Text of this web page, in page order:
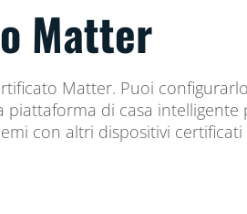
Matter
Matter. Puoi
di casa intelligente
con altri dispositivi